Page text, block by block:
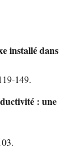
installé dans
149.
: une